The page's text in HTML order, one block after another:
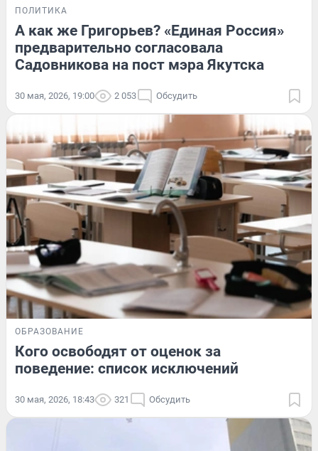
ПОЛИТИКА
А как же Григорьев? «Единая Россия»
предварительно согласовала
Садовникова на пост мэра Якутска
30 мая, 2026, 19:00 2 053 Обсудить
ОБРАЗОВАНИЕ
Кого освободят от оценок за
поведение: список исключений
30 мая, 2026, 18:43 321 Обсудить